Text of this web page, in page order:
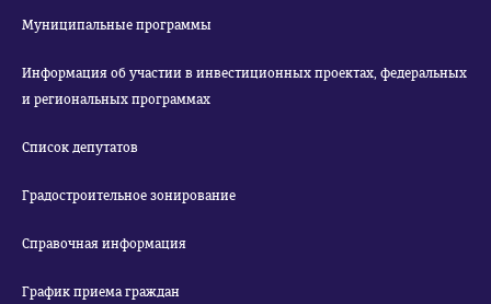
Муниципальные программы
Информация об участии в инвестиционных проектах, федеральных
и региональных программах
Список депутатов
Градостроительное зонирование
Справочная информация
График приема граждан